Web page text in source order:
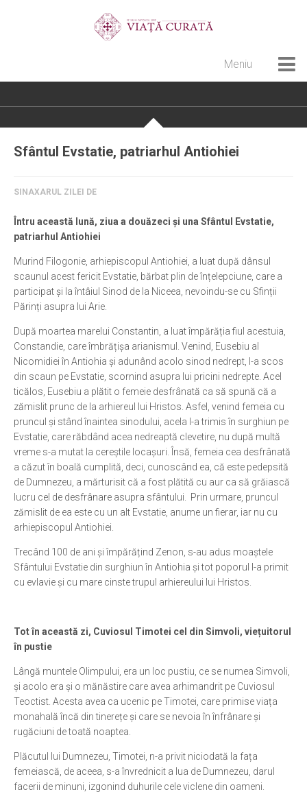
Meniu
Pateric Atonit
Cenaclu creștin
Noi și Biserica
Rânduieli liturgice
Predici și cateheze
Pelerinaje
Ortodox în diaspora
Evenimente
Biserici și mănăstiri
Viață curată
Nevoințe contemporane
Familia de azi
Casa curată
Adicții și vindecări
Gadgeturi cu două tăișuri
Bucătărie biblică
Interviuri
Puncte de Vedere
Sfântul Evstatie, patriarhul Antiohiei
SINAXARUL ZILEI DE
Întru această lună, ziua a douăzeci și una Sfântul Evstatie,
patriarhul Antiohiei
Murind Filogonie, arhiepiscopul Antiohiei, a luat după dânsul
scaunul acest fericit Evstatie, bărbat plin de înțelepciune, care a
participat și la întâiul Sinod de la Niceea, nevoindu-se cu Sfinții
Părinți asupra lui Arie.
După moartea marelui Constantin, a luat împărăția fiul acestuia,
Constandie, care îmbrățișa arianismul. Venind, Eusebiu al
Nicomidiei în Antiohia și adunând acolo sinod nedrept, l-a scos
din scaun pe Evstatie, scornind asupra lui pricini nedrepte. Acel
ticălos, Eusebiu a plătit o femeie desfrânată ca să spună că a
zămislit prunc de la arhiereul lui Hristos. Asfel, venind femeia cu
pruncul și stând înaintea sinodului, acela l-a trimis în surghiun pe
Evstatie, care răbdând acea nedreaptă clevetire, nu după multă
vreme s-a mutat la cereștile locașuri. Însă, femeia cea desfrânată
a căzut în boală cumplită, deci, cunoscând ea, că este pedepsită
de Dumnezeu, a mărturisit că a fost plătită cu aur ca să grăiască
lucru cel de desfrânare asupra sfântului. Prin urmare, pruncul
zămislit de ea este cu un alt Evstatie, anume un fierar, iar nu cu
arhiepiscopul Antiohiei.
Trecând 100 de ani și împărățind Zenon, s-au adus moaștele
Sfântului Evstatie din surghiun în Antiohia și tot poporul l-a primit
cu evlavie și cu mare cinste trupul arhiereului lui Hristos.
Tot în această zi, Cuviosul Timotei cel din Simvoli, viețuitorul
în pustie
Lângă muntele Olimpului, era un loc pustiu, ce se numea Simvoli,
și acolo era și o mănăstire care avea arhimandrit pe Cuviosul
Teoctist. Acesta avea ca ucenic pe Timotei, care primise viața
monahală încă din tinerețe și care se nevoia în înfrânare și
rugăciuni de toată noaptea.
Plăcutul lui Dumnezeu, Timotei, n-a privit niciodată la fața
femeiască, de aceea, s-a învrednicit a lua de Dumnezeu, darul
facerii de minuni, izgonind duhurile cele viclene din oameni.